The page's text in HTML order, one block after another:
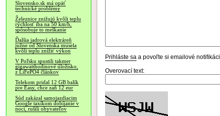
Slovensko.sk má opäť
technické problémy
Železnice znižujú kvôli teplu
rýchlosť iba na 50 km/h,
spôsobuje to meškanie
Ďalšia jadrová elektráreň
južne od Slovenska musela
kvôli teplu znížiť výkon
V Poľsku spustili takmer
gigawatthodinové úložisko,
z LiFePO4 článkov
Telekom pridal 12 GB balík
pre Easy, chce zaň 12 eur
Súd zakázal samojazdiacim
Google taxíkom dobíjanie v
noci, rušili obyvateľov
Prihláste sa a povoľte si emailové
Overovací text: